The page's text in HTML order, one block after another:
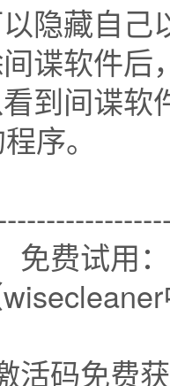
隐藏自
谍软件
到间谍
序。
费试用：
活码免费